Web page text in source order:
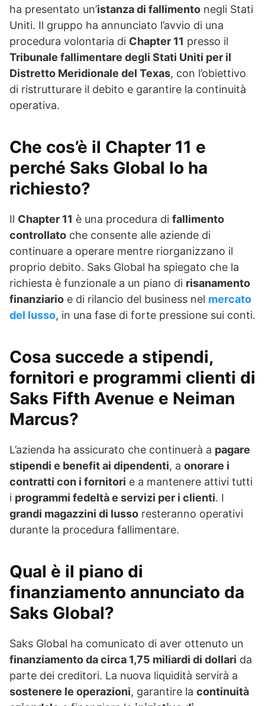
ha presentato un’istanza di fallimento negli Stati
Uniti. Il gruppo ha annunciato l’avvio di una
procedura volontaria di Chapter 11 presso il
Tribunale fallimentare degli Stati Uniti per il
Distretto Meridionale del Texas, con l’obiettivo
di ristrutturare il debito e garantire la continuità
operativa.
Che cos’è il Chapter 11 e
perché Saks Global lo ha
richiesto?
Il Chapter 11 è una procedura di fallimento
controllato che consente alle aziende di
continuare a operare mentre riorganizzano il
proprio debito. Saks Global ha spiegato che la
richiesta è funzionale a un piano di risanamento
finanziario e di rilancio del business nel mercato
del lusso, in una fase di forte pressione sui conti.
Cosa succede a stipendi,
fornitori e programmi clienti di
Saks Fifth Avenue e Neiman
Marcus?
L’azienda ha assicurato che continuerà a pagare
stipendi e benefit ai dipendenti, a onorare i
contratti con i fornitori e a mantenere attivi tutti
i programmi fedeltà e servizi per i clienti. I
grandi magazzini di lusso resteranno operativi
durante la procedura fallimentare.
Qual è il piano di
finanziamento annunciato da
Saks Global?
Saks Global ha comunicato di aver ottenuto un
finanziamento da circa 1,75 miliardi di dollari da
parte dei creditori. La nuova liquidità servirà a
sostenere le operazioni, garantire la continuità